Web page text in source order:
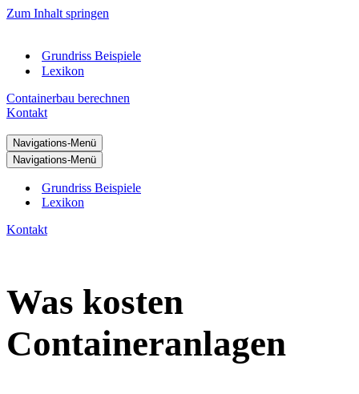
Zum Inhalt springen
Grundriss Beispiele
Lexikon
Containerbau berechnen
Kontakt
Navigations-Menü
Navigations-Menü
Grundriss Beispiele
Lexikon
Kontakt
Was kosten
Containeranlagen